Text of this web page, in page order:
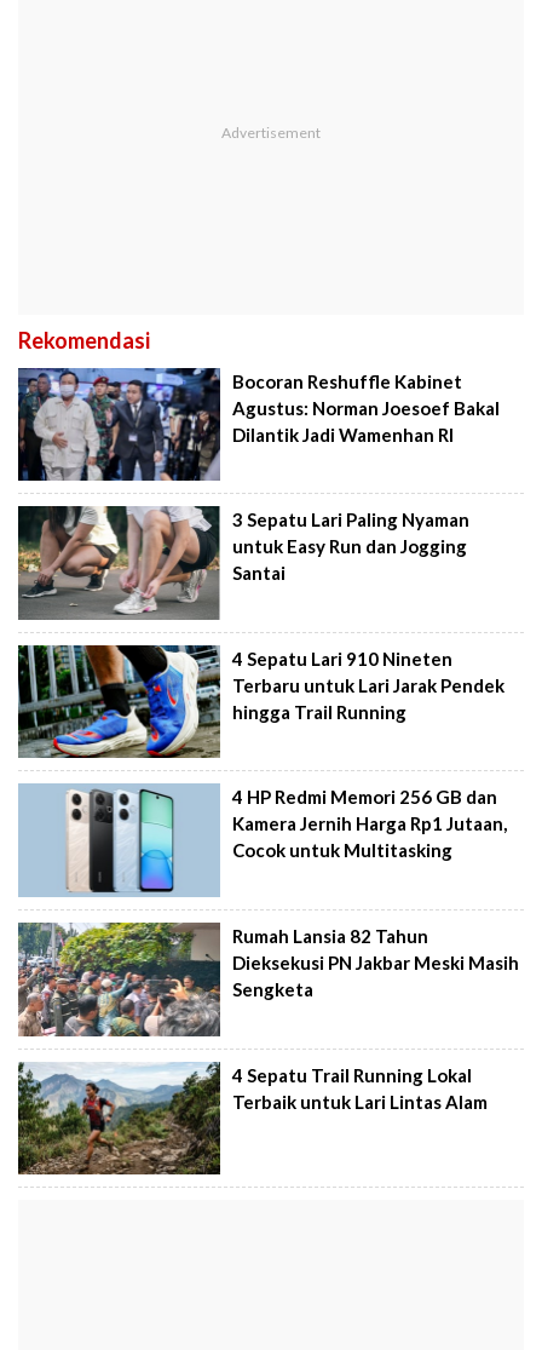
Rekomendasi
Bocoran Reshuffle Kabinet
Agustus: Norman Joesoef Bakal
Dilantik Jadi Wamenhan RI
3 Sepatu Lari Paling Nyaman
untuk Easy Run dan Jogging
Santai
4 Sepatu Lari 910 Nineten
Terbaru untuk Lari Jarak Pendek
hingga Trail Running
4 HP Redmi Memori 256 GB dan
Kamera Jernih Harga Rp1 Jutaan,
Cocok untuk Multitasking
Rumah Lansia 82 Tahun
Dieksekusi PN Jakbar Meski Masih
Sengketa
4 Sepatu Trail Running Lokal
Terbaik untuk Lari Lintas Alam